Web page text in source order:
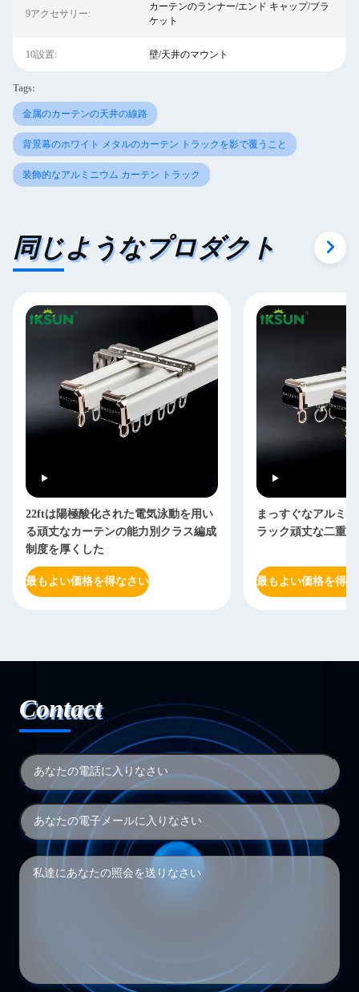
9アクセサリー:
カーテンのランナー/エンド キャップ/ブラ
ケット
10設置: 壁/天井のマウント
Tags:
金属のカーテンの天井の線路
背景幕のホワイト メタルのカーテン トラックを影で覆うこと
装飾的なアルミニウム カーテン トラック
同じようなプロダクト
22ftは陽極酸化された電気泳動を用い
る頑丈なカーテンの能力別クラス編成
制度を厚くした
最もよい価格を得なさい
まっすぐなアルミ
ラック頑丈な二重
最もよい価格を得
Contact